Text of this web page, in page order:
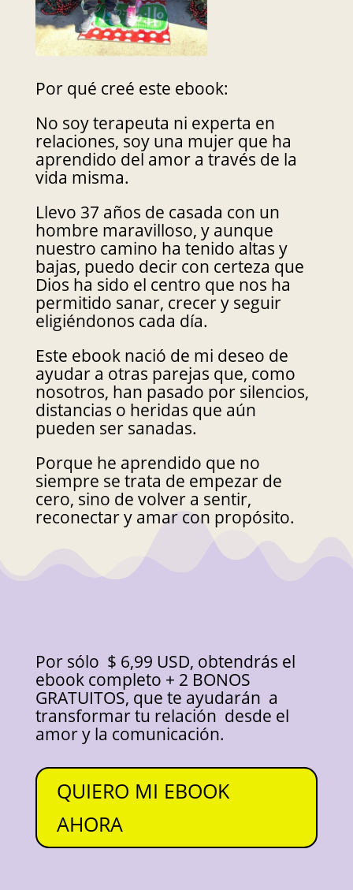
Por qué creé este ebook:
No soy terapeuta ni experta en
relaciones, soy una mujer que ha
aprendido del amor a través de la
vida misma.
Llevo 37 años de casada con un
hombre maravilloso, y aunque
nuestro camino ha tenido altas y
bajas, puedo decir con certeza que
Dios ha sido el centro que nos ha
permitido sanar, crecer y seguir
eligiéndonos cada día.
Este ebook nació de mi deseo de
ayudar a otras parejas que, como
nosotros, han pasado por silencios,
distancias o heridas que aún
pueden ser sanadas.
Porque he aprendido que no
siempre se trata de empezar de
cero, sino de volver a sentir,
reconectar y amar con propósito.
Por sólo $ 6,99 USD, obtendrás el
ebook completo + 2 BONOS
GRATUITOS, que te ayudarán a
transformar tu relación desde el
amor y la comunicación.
QUIERO MI EBOOK
AHORA